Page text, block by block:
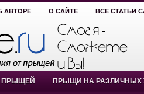
АВТОРЕ О САЙТЕ ВСЕ СТАТЬИ
ПРЫЩЕЙ ПРЫЩИ НА РАЗЛИЧНЫХ